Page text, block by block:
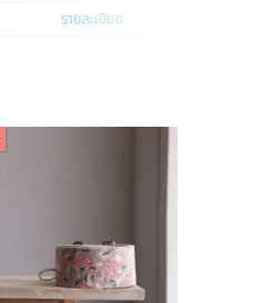
รายละเอียด